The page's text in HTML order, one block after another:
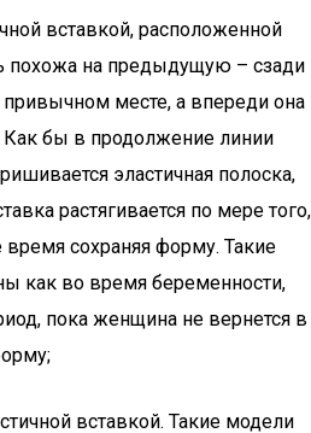
вставкой, расположенной
похожа на предыдущую – сзади
привычном месте, а впереди она
бы в продолжение линии
эластичная полоска,
растягивается по мере того,
время сохраняя форму. Такие
как во время беременности,
пока женщина не вернется в
вставкой. Такие модели